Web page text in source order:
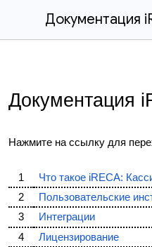
Документация
Документация
Нажмите на ссылку для
1
Что такое iRECA:
2
Пользовательские
3
Интеграции
4
Лицензирование